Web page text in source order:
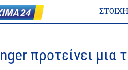
προτείνει μια